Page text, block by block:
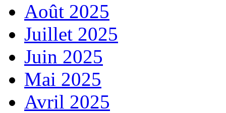
Août 2025
Juillet 2025
Juin 2025
Mai 2025
Avril 2025